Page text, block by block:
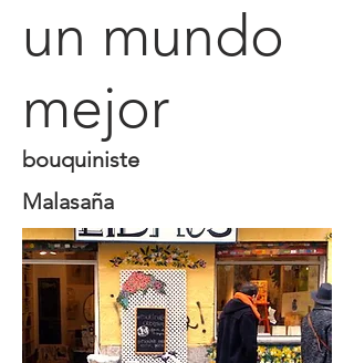
un mundo
mejor
bouquiniste
Malasaña